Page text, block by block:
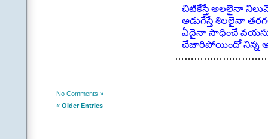
||చ|| |అతడు|
ప్రేమ సీమలో ప్రవేశం
టైము దాటితే గుడైనా
ఏ ఈడుకీ ఆ ముచ్చట
ఆ మాటకీ అవునన్నది
చిటికేస్తే అలలైనా
అడుగేస్తే శిలలైనా
ఏదైనా సాధించే వయసు
చేజారిపోయిందో నిన్న
No Comments »
« Older Entries